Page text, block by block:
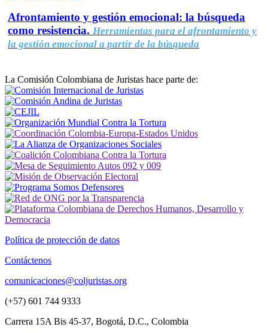
Afrontamiento y gestión emocional: la búsqueda
como resistencia. Herramientas para el afrontamiento y
la gestión emocional a partir de la búsqueda
La Comisión Colombiana de Juristas hace parte de:
Política de protección de datos
Contáctenos
comunicaciones@coljuristas.org
(+57) 601 744 9333
Carrera 15A Bis 45-37, Bogotá, D.C., Colombia